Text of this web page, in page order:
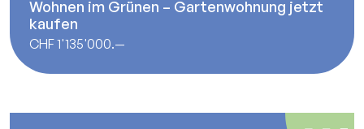
Wohnen im Grünen – Gartenwohnung jetzt
kaufen
CHF 1'135'000.—